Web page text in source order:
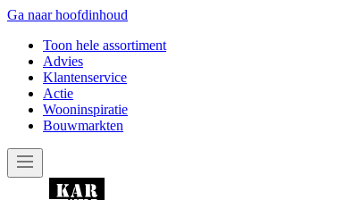
Ga naar hoofdinhoud
Toon hele assortiment
Advies
Klantenservice
Actie
Wooninspiratie
Bouwmarkten